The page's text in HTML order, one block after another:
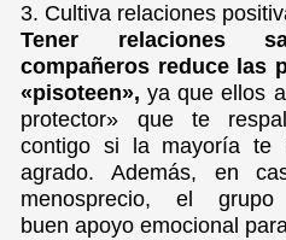
3. Cultiva relaciones
Tener relaciones
compañeros reduce las
«pisoteen», ya que ellos
protector» que te
contigo si la mayoría te
agrado. Además, en
menosprecio, el
buen apoyo emocional